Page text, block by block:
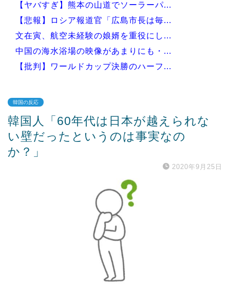
【ヤバすぎ】熊本の山道でソーラーパ...
【悲報】ロシア報道官「広島市長は毎...
文在寅、航空未経験の娘婿を重役にし...
中国の海水浴場の映像があまりにも・...
【批判】ワールドカップ決勝のハーフ...
Powered by livedoor 相互RSS
韓国の反応
韓国人「60年代は日本が越えられな
い壁だったというのは事実なの
か？」
2020年9月25日